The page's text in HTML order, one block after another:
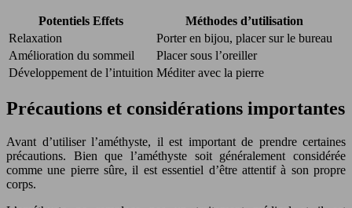
Potentiels Effets
Méthodes d’utilisation
Relaxation
Porter en bijou, placer sur le bureau
Amélioration du sommeil
Placer sous l’oreiller
Développement de l’intuition Méditer avec la pierre
Précautions et considérations importantes
Avant d’utiliser l’améthyste, il est important de prendre certaines
précautions. Bien que l’améthyste soit généralement considérée
comme une pierre sûre, il est essentiel d’être attentif à son propre
corps.